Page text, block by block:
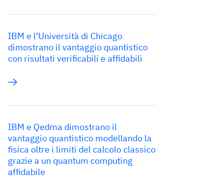
IBM e l’Università di Chicago
dimostrano il vantaggio quantistico
con risultati verificabili e affidabili
IBM e Qedma dimostrano il
vantaggio quantistico modellando la
fisica oltre i limiti del calcolo classico
grazie a un quantum computing
affidabile